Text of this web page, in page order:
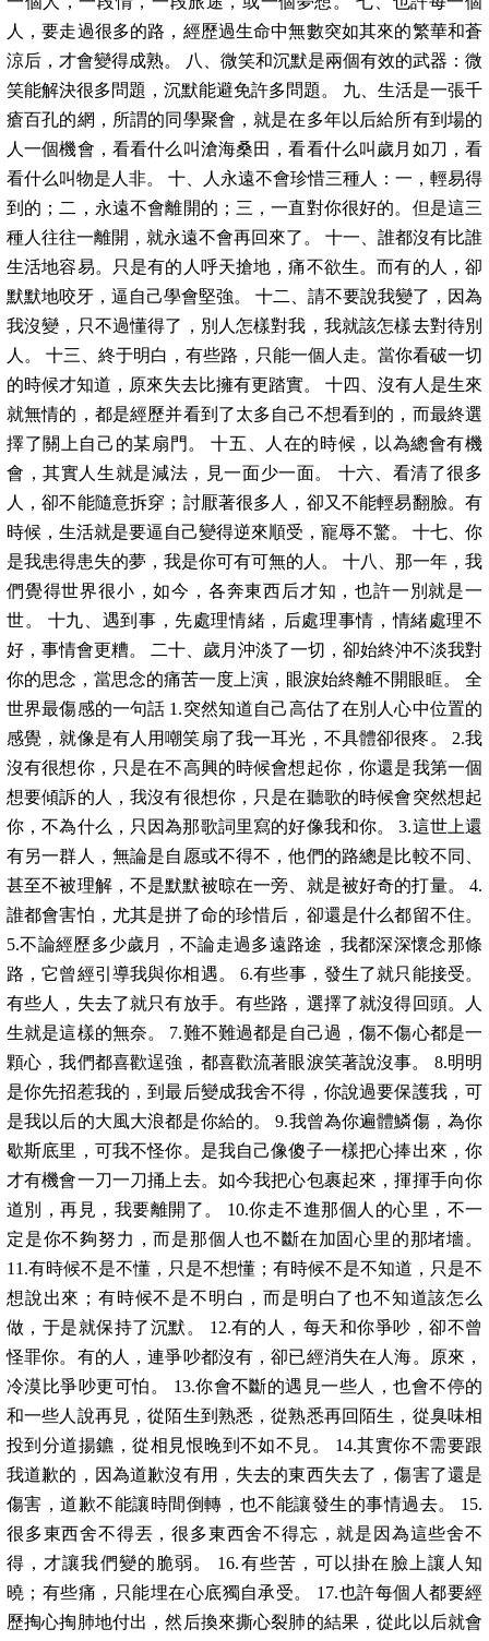
人，要走過很多的路，經歷過生命中無數突如其來的繁華和蒼
涼后，才會變得成熟。 八、微笑和沉默是兩個有效的武器：微
笑能解決很多問題，沉默能避免許多問題。 九、生活是一張千
瘡百孔的網，所謂的同學聚會，就是在多年以后給所有到場的
人一個機會，看看什么叫滄海桑田，看看什么叫歲月如刀，看
看什么叫物是人非。 十、人永遠不會珍惜三種人：一，輕易得
到的；二，永遠不會離開的；三，一直對你很好的。但是這三
種人往往一離開，就永遠不會再回來了。 十一、誰都沒有比誰
生活地容易。只是有的人呼天搶地，痛不欲生。而有的人，卻
默默地咬牙，逼自己學會堅強。 十二、請不要說我變了，因為
我沒變，只不過懂得了，別人怎樣對我，我就該怎樣去對待別
人。 十三、終于明白，有些路，只能一個人走。當你看破一切
的時候才知道，原來失去比擁有更踏實。 十四、沒有人是生來
就無情的，都是經歷并看到了太多自己不想看到的，而最終選
擇了關上自己的某扇門。 十五、人在的時候，以為總會有機
會，其實人生就是減法，見一面少一面。 十六、看清了很多
人，卻不能隨意拆穿；討厭著很多人，卻又不能輕易翻臉。有
時候，生活就是要逼自己變得逆來順受，寵辱不驚。 十七、你
是我患得患失的夢，我是你可有可無的人。 十八、那一年，我
們覺得世界很小，如今，各奔東西后才知，也許一別就是一
世。 十九、遇到事，先處理情緒，后處理事情，情緒處理不
好，事情會更糟。 二十、歲月沖淡了一切，卻始終沖不淡我對
你的思念，當思念的痛苦一度上演，眼淚始終離不開眼眶。 全
世界最傷感的一句話 1.突然知道自己高估了在別人心中位置的
感覺，就像是有人用嘲笑扇了我一耳光，不具體卻很疼。 2.我
沒有很想你，只是在不高興的時候會想起你，你還是我第一個
想要傾訴的人，我沒有很想你，只是在聽歌的時候會突然想起
你，不為什么，只因為那歌詞里寫的好像我和你。 3.這世上還
有另一群人，無論是自愿或不得不，他們的路總是比較不同、
甚至不被理解，不是默默被晾在一旁、就是被好奇的打量。 4.
誰都會害怕，尤其是拼了命的珍惜后，卻還是什么都留不住。
5.不論經歷多少歲月，不論走過多遠路途，我都深深懷念那條
路，它曾經引導我與你相遇。 6.有些事，發生了就只能接受。
有些人，失去了就只有放手。有些路，選擇了就沒得回頭。人
生就是這樣的無奈。 7.難不難過都是自己過，傷不傷心都是一
顆心，我們都喜歡逞強，都喜歡流著眼淚笑著說沒事。 8.明明
是你先招惹我的，到最后變成我舍不得，你說過要保護我，可
是我以后的大風大浪都是你給的。 9.我曾為你遍體鱗傷，為你
歇斯底里，可我不怪你。是我自己像傻子一樣把心捧出來，你
才有機會一刀一刀捅上去。如今我把心包裹起來，揮揮手向你
道別，再見，我要離開了。 10.你走不進那個人的心里，不一
定是你不夠努力，而是那個人也不斷在加固心里的那堵墻。
11.有時候不是不懂，只是不想懂；有時候不是不知道，只是不
想說出來；有時候不是不明白，而是明白了也不知道該怎么
做，于是就保持了沉默。 12.有的人，每天和你爭吵，卻不曾
怪罪你。有的人，連爭吵都沒有，卻已經消失在人海。原來，
冷漠比爭吵更可怕。 13.你會不斷的遇見一些人，也會不停的
和一些人說再見，從陌生到熟悉，從熟悉再回陌生，從臭味相
投到分道揚鑣，從相見恨晚到不如不見。 14.其實你不需要跟
我道歉的，因為道歉沒有用，失去的東西失去了，傷害了還是
傷害，道歉不能讓時間倒轉，也不能讓發生的事情過去。 15.
很多東西舍不得丟，很多東西舍不得忘，就是因為這些舍不
得，才讓我們變的脆弱。 16.有些苦，可以掛在臉上讓人知
曉；有些痛，只能埋在心底獨自承受。 17.也許每個人都要經
歷掏心掏肺地付出，然后換來撕心裂肺的結果，從此以后就會